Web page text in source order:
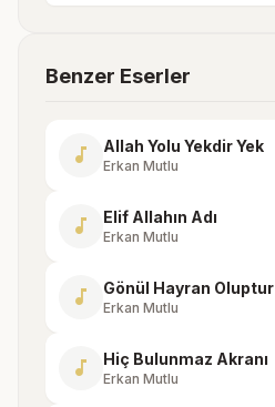
Benzer Eserler
music_note Allah Yolu Yekdir Yek
Erkan Mutlu
music_note Elif Allahın Adı
Erkan Mutlu
music_note Gönül Hayran Oluptur
Erkan Mutlu
music_note Hiç Bulunmaz Akranı
Erkan Mutlu